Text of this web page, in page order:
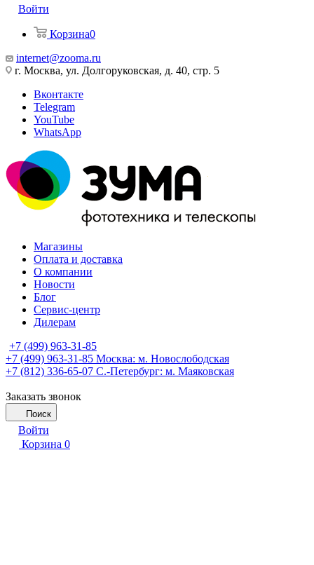
Войти
Корзина0
internet@zooma.ru
г. Москва, ул. Долгоруковская, д. 40, стр. 5
Вконтакте
Telegram
YouTube
WhatsApp
Магазины
Оплата и доставка
О компании
Новости
Блог
Сервис-центр
Дилерам
+7 (499) 963-31-85
+7 (499) 963-31-85 Москва: м. Новослободская
+7 (812) 336-65-07 С.-Петербург: м. Маяковская
Заказать звонок
Поиск
Войти
Корзина 0